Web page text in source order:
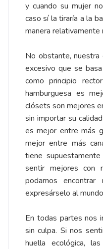
y cuando su mujer
caso sí la tiraría a la
manera relativamente
No obstante, nuestra
excesivo que se
como principio
hamburguesa es
clósets son mejores
sin importar su
es mejor entre más
mejor entre más
tiene
sentir mejores con
podamos
expresárselo al
En todas partes nos
sin culpa. Si nos
huella ecológica,